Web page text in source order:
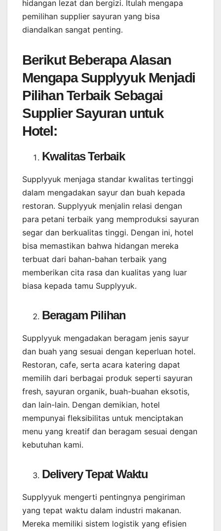
hidangan lezat dan bergizi. Itulah mengapa
pemilihan supplier sayuran yang bisa
diandalkan sangat penting.
Berikut Beberapa Alasan
Mengapa Supplyyuk Menjadi
Pilihan Terbaik Sebagai
Supplier Sayuran untuk
Hotel:
Kwalitas Terbaik
Supplyyuk menjaga standar kwalitas tertinggi
dalam mengadakan sayur dan buah kepada
restoran. Supplyyuk menjalin relasi dengan
para petani terbaik yang memproduksi sayuran
segar dan berkualitas tinggi. Dengan ini, hotel
bisa memastikan bahwa hidangan mereka
terbuat dari bahan-bahan terbaik yang
memberikan cita rasa dan kualitas yang luar
biasa kepada tamu Supplyyuk.
Beragam Pilihan
Supplyyuk mengadakan beragam jenis sayur
dan buah yang sesuai dengan keperluan hotel.
Restoran, cafe, serta acara katering dapat
memilih dari berbagai produk seperti sayuran
fresh, sayuran organik, buah-buahan eksotis,
dan lain-lain. Dengan demikian, hotel
mempunyai fleksibilitas untuk menciptakan
menu yang kreatif dan beragam sesuai dengan
kebutuhan kami.
Delivery Tepat Waktu
Supplyyuk mengerti pentingnya pengiriman
yang tepat waktu dalam industri makanan.
Mereka memiliki sistem logistik yang efisien